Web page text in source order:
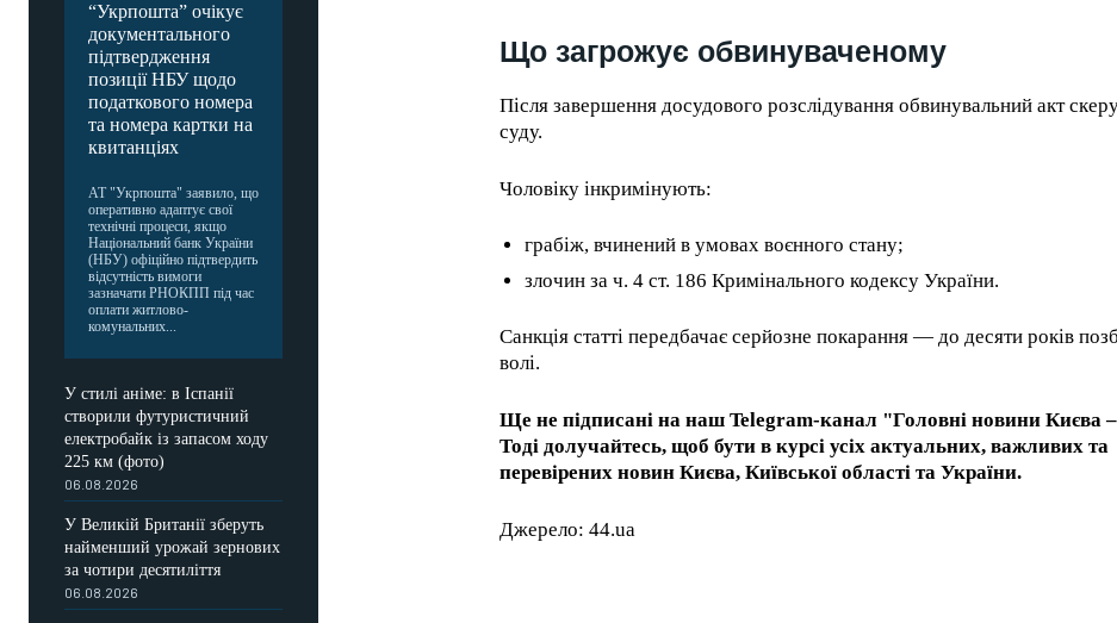
FOREVER
get access to this tier instantly.
/ year
Pay now and you get access to exclusive
“Укрпошта” очікує
документального
підтвердження
позиції НБУ щодо
податкового номера
та номера картки на
квитанціях
АТ "Укрпошта" заявило, що
оперативно адаптує свої
технічні процеси, якщо
Національний банк України
(НБУ) офіційно підтвердить
відсутність вимоги
зазначати РНОКПП під час
оплати житлово-
комунальних...
У стилі аніме: в Іспанії
створили футуристичний
електробайк із запасом ходу
225 км (фото)
06.08.2026
У Великій Британії зберуть
найменший урожай зернових
за чотири десятиліття
06.08.2026
Що загрожує обвинуваченому
Після завершення досудового розслідування обвинувальний акт
суду.
Чоловіку інкримінують:
грабіж, вчинений в умовах воєнного стану;
злочин за ч. 4 ст. 186 Кримінального кодексу України.
Санкція статті передбачає серйозне покарання — до десяти років
волі.
Ще не підписані на наш Telegram-канал "Головні новини Києва
Тоді долучайтесь, щоб бути в курсі усіх актуальних, важливих та
перевірених новин Києва, Київської області та України.
Джерело: 44.ua